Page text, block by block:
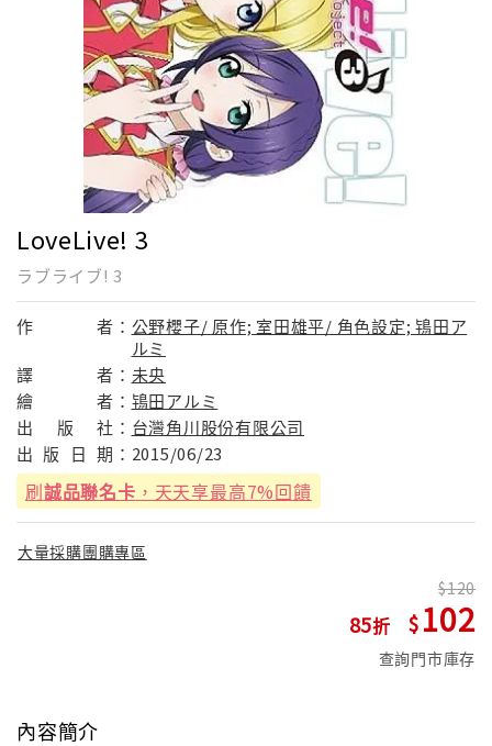
LoveLive! 3
ラブライブ! 3
作 者： 公野櫻子/ 原作; 室田雄平/ 角色設定; 鴇田ア
ルミ
譯
者： 未央
繪
者： 鴇田アルミ
出
版 社： 台灣角川股份有限公司
出 版 日 期： 2015/06/23
刷誠品聯名卡 ，天天享最高7%回饋
大量採購團購專區
85
120
102
查詢門市庫存
內容簡介